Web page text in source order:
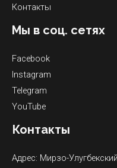
Контакты
Мы в соц. сетях
Facebook
Instagram
Telegram
YouTube
Контакты
Адрес: Мирзо-